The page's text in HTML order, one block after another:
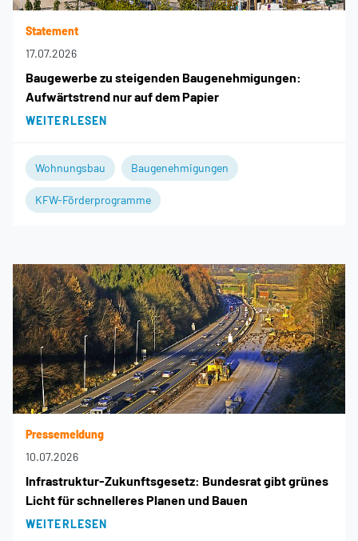
Statement
17.07.2026
Baugewerbe zu steigenden Baugenehmigungen:
Aufwärtstrend nur auf dem Papier
WEITERLESEN
Wohnungsbau Baugenehmigungen
KFW-Förderprogramme
Pressemeldung
10.07.2026
Infrastruktur-Zukunftsgesetz: Bundesrat gibt grünes
Licht für schnelleres Planen und Bauen
WEITERLESEN